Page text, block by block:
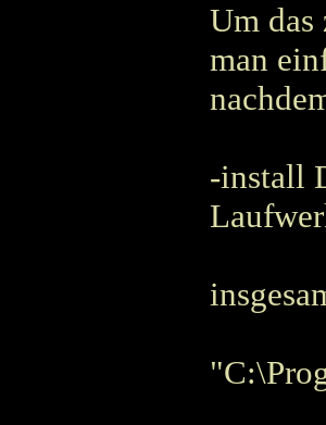
Um
man
-install